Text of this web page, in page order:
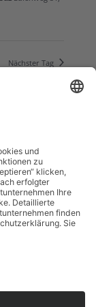
Nächster Tag